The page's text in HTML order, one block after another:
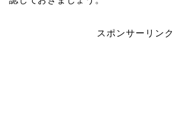
スポンサーリンク